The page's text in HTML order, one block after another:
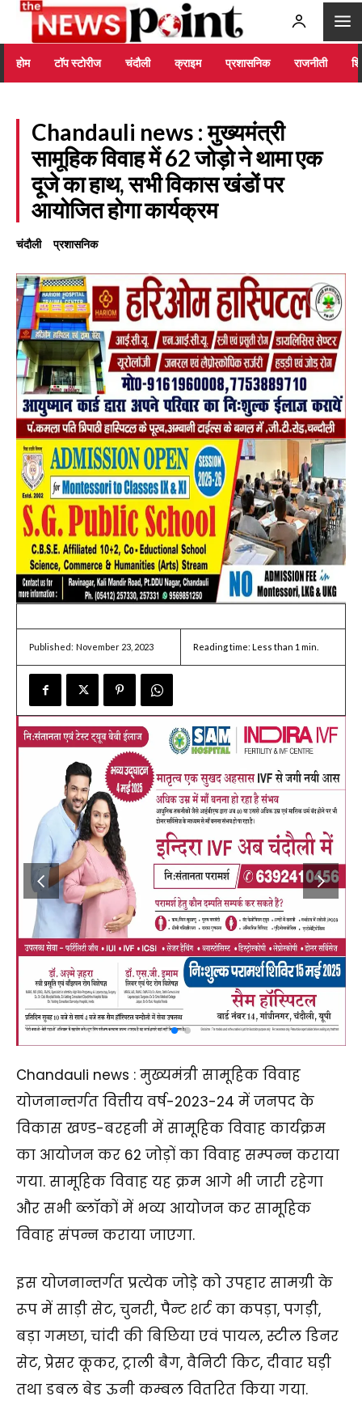
होम टॉप स्टोरीज चंदौली क्राइम प्रशासनिक राजनीती
Chandauli news : मुख्यमंत्री
सामूहिक विवाह में 62 जोड़ो ने थामा एक
दूजे का हाथ, सभी विकास खंडों पर
आयोजित होगा कार्यक्रम
चंदौली प्रशासनिक
Published: November 23, 2023 Reading time: Less than 1 min.
Chandauli news : मुख्यमंत्री सामूहिक विवाह
योजनान्तर्गत वित्तीय वर्ष-2023-24 में जनपद के
विकास खण्ड-बरहनी में सामूहिक विवाह कार्यक्रम
का आयोजन कर 62 जोड़ों का विवाह सम्पन्न कराया
गया. सामूहिक विवाह यह क्रम आगे भी जारी रहेगा
और सभी ब्लॉकों में भव्य आयोजन कर सामूहिक
विवाह संपन्न कराया जाएगा.
इस योजनान्तर्गत प्रत्येक जोड़े को उपहार सामग्री के
रूप में साड़ी सेट, चुनरी, पैन्ट शर्ट का कपड़ा, पगड़ी,
बड़ा गमछा, चांदी की बिछिया एवं पायल, स्टील डिनर
सेट, प्रेसर कूकर, ट्राली बैग, वैनिटी किट, दीवार घड़ी
तथा डबल बेड ऊनी कम्बल वितरित किया गया.